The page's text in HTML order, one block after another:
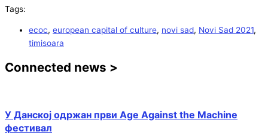
Tags:
ecoc, european capital of culture, novi sad, Novi Sad 2021,
timisoara
Connected news >
У Данској одржан први Age Against the Machine
фестивал